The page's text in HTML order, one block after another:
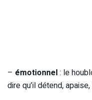
– émotionnel: le
dire qu’il détend,